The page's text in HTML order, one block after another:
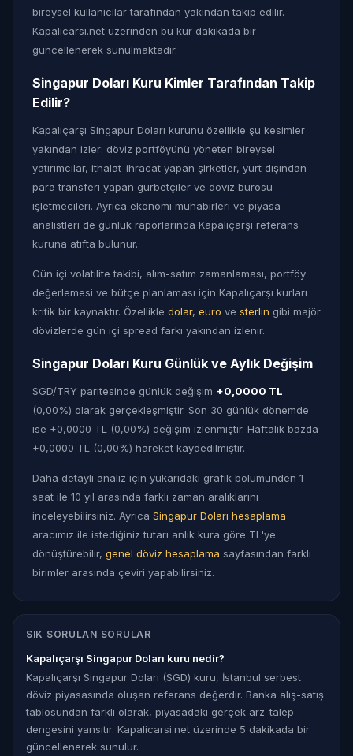
bireysel kullanıcılar tarafından yakından takip edilir.
Kapalicarsi.net üzerinden bu kur dakikada bir
güncellenerek sunulmaktadır.
Singapur Doları Kuru Kimler Tarafından Takip
Edilir?
Kapalıçarşı Singapur Doları kurunu özellikle şu kesimler
yakından izler: döviz portföyünü yöneten bireysel
yatırımcılar, ithalat-ihracat yapan şirketler, yurt dışından
para transferi yapan gurbetçiler ve döviz bürosu
işletmecileri. Ayrıca ekonomi muhabirleri ve piyasa
analistleri de günlük raporlarında Kapalıçarşı referans
kuruna atıfta bulunur.
Gün içi volatilite takibi, alım-satım zamanlaması, portföy
değerlemesi ve bütçe planlaması için Kapalıçarşı kurları
kritik bir kaynaktır. Özellikle dolar, euro ve sterlin gibi majör
dövizlerde gün içi spread farkı yakından izlenir.
Singapur Doları Kuru Günlük ve Aylık Değişim
SGD/TRY paritesinde günlük değişim +0,0000 TL
(0,00%) olarak gerçekleşmiştir. Son 30 günlük dönemde
ise +0,0000 TL (0,00%) değişim izlenmiştir. Haftalık bazda
+0,0000 TL (0,00%) hareket kaydedilmiştir.
Daha detaylı analiz için yukarıdaki grafik bölümünden 1
saat ile 10 yıl arasında farklı zaman aralıklarını
inceleyebilirsiniz. Ayrıca Singapur Doları hesaplama
aracımız ile istediğiniz tutarı anlık kura göre TL'ye
dönüştürebilir, genel döviz hesaplama sayfasından farklı
birimler arasında çeviri yapabilirsiniz.
SIK SORULAN SORULAR
Kapalıçarşı Singapur Doları kuru nedir?
Kapalıçarşı Singapur Doları (SGD) kuru, İstanbul serbest
döviz piyasasında oluşan referans değerdir. Banka alış-satış
tablosundan farklı olarak, piyasadaki gerçek arz-talep
dengesini yansıtır. Kapalicarsi.net üzerinde 5 dakikada bir
güncellenerek sunulur.